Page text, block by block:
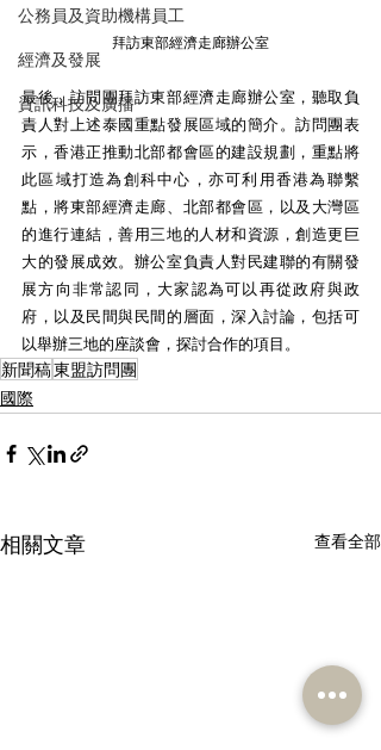
公務員及資助機構員工
經濟及發展
資訊科技及廣播
拜訪東部經濟走廊辦公室
最後，訪問團拜訪東部經濟走廊辦公室，聽取負
責人對上述泰國重點發展區域的簡介。訪問團表
示，香港正推動北部都會區的建設規劃，重點將
此區域打造為創科中心，亦可利用香港為聯繫
點，將東部經濟走廊、北部都會區，以及大灣區
的進行連結，善用三地的人材和資源，創造更巨
大的發展成效。辦公室負責人對民建聯的有關發
展方向非常認同，大家認為可以再從政府與政
府，以及民間與民間的層面，深入討論，包括可
以舉辦三地的座談會，探討合作的項目。​
新聞稿東盟訪問團
國際
相關文章 查看全部